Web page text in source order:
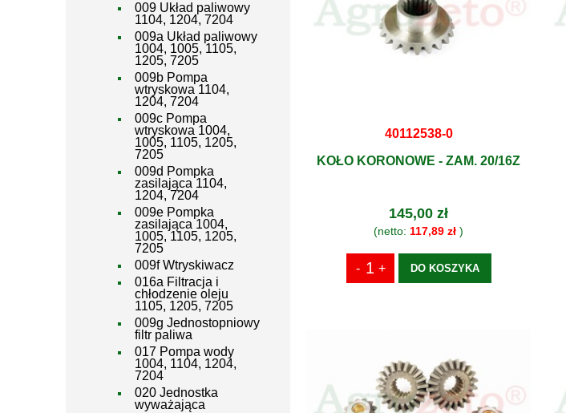
009 Układ paliwowy
1104, 1204, 7204
009a Układ paliwowy
1004, 1005, 1105,
1205, 7205
009b Pompa
wtryskowa 1104,
1204, 7204
009c Pompa
wtryskowa 1004,
1005, 1105, 1205,
7205
009d Pompka
zasilająca 1104,
1204, 7204
009e Pompka
zasilająca 1004,
1005, 1105, 1205,
7205
009f Wtryskiwacz
016a Filtracja i
chłodzenie oleju
1105, 1205, 7205
009g Jednostopniowy
filtr paliwa
017 Pompa wody
1004, 1104, 1204,
7204
020 Jednostka
wyważająca
40112538-0
KOŁO KORONOWE - ZAM. 20/16Z
145,00 zł
(netto: 117,89 zł )
DO KOSZYKA